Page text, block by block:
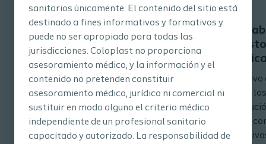
sanitarios únicamente. El contenido del sitio está
destinado a fines informativos y formativos y
puede no ser apropiado para todas las
jurisdicciones. Coloplast no proporciona
asesoramiento médico, y la información y el
contenido no pretenden constituir
asesoramiento médico, jurídico ni comercial ni
sustituir en modo alguno el criterio médico
independiente de un profesional sanitario
capacitado y autorizado. La responsabilidad de
Abordaje y manejo en un
paciente portador de
cistostomia suprapubica
complicada
El objetivo de este caso clínico es
describir los cuidados de enfermería
en un paciente portador de
cistostomía suprapúbica complicada,
a un
El
descibir
la
urinaria